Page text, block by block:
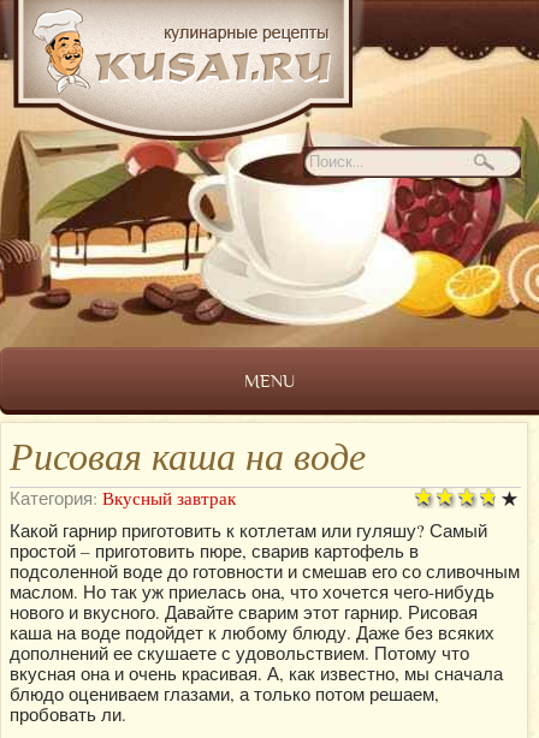
MENU
Рисовая каша на воде
Категория: Вкусный завтрак
Какой гарнир приготовить к котлетам или гуляшу? Самый
простой – приготовить пюре, сварив картофель в
подсоленной воде до готовности и смешав его со сливочным
маслом. Но так уж приелась она, что хочется чего-нибудь
нового и вкусного. Давайте сварим этот гарнир. Рисовая
каша на воде подойдет к любому блюду. Даже без всяких
дополнений ее скушаете с удовольствием. Потому что
вкусная она и очень красивая. А, как известно, мы сначала
блюдо оцениваем глазами, а только потом решаем,
пробовать ли.